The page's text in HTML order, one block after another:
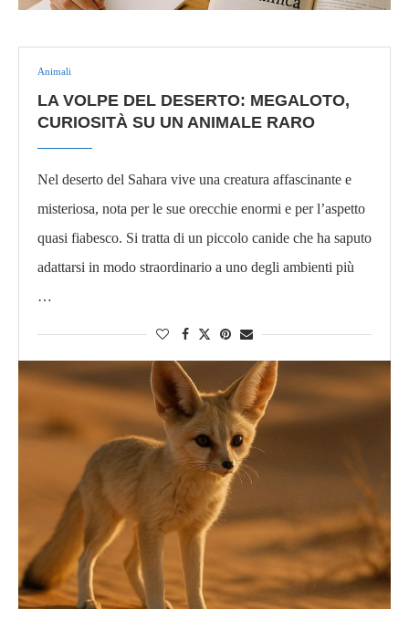
Animali
LA VOLPE DEL DESERTO: MEGALOTO,
CURIOSITÀ SU UN ANIMALE RARO
Nel deserto del Sahara vive una creatura affascinante e
misteriosa, nota per le sue orecchie enormi e per l’aspetto
quasi fiabesco. Si tratta di un piccolo canide che ha saputo
adattarsi in modo straordinario a uno degli ambienti più
…